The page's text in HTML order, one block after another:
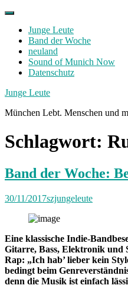
Skip
contentJunge Leute
Band der Woche
neuland
Sound of Munich Now
Datenschutz
Facebook
Twitter
Instagram
Junge Leute
München Lebt. Menschen und
Schlagwort:
Band der Woche:
30/11/2017szjungeleute
Eine klassische Indie-
Gitarre, Bass, Elektronik und
Rap: „Ich hab’ lieber kein
bedingt beim
denn die Musik ist einfach